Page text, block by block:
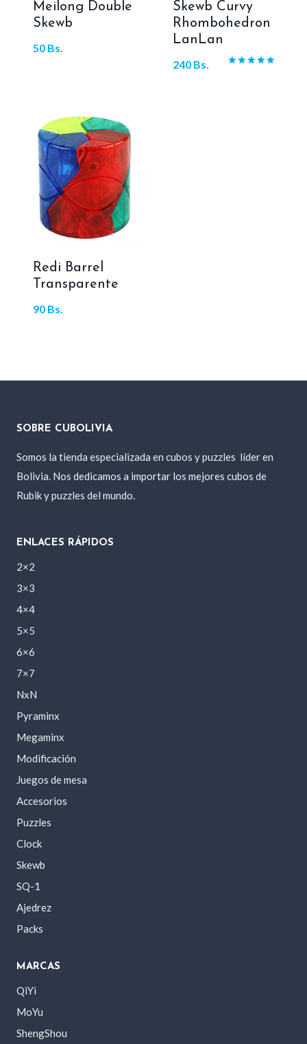
Meilong Double
Skewb
50 Bs.
Skewb Curvy
Rhombohedron
LanLan
240 Bs.
Redi Barrel
Transparente
90 Bs.
SOBRE CUBOLIVIA
Somos la tienda especializada en cubos y puzzles líder en
Bolivia. Nos dedicamos a importar los mejores cubos de
Rubik y puzzles del mundo.
ENLACES RÁPIDOS
2×2
3×3
4×4
5×5
6×6
7×7
NxN
Pyraminx
Megaminx
Modificación
Juegos de mesa
Accesorios
Puzzles
Clock
Skewb
SQ-1
Ajedrez
Packs
MARCAS
QiYi
MoYu
ShengShou